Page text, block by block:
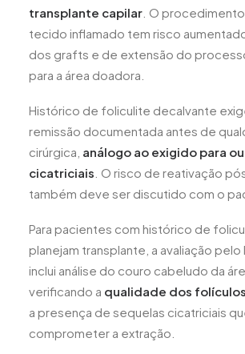
transplante capilar . O
tecido inflamado tem risco
dos grafts e de extensão do
para a área doadora.
Histórico de foliculite decalvante
remissão documentada antes de
cirúrgica, análogo ao exigido para
cicatriciais . O risco de reativação
também deve ser discutido com o
Para pacientes com histórico de
planejam transplante, a avaliação pelo
inclui análise do couro cabeludo da
verificando a qualidade dos
a presença de sequelas cicatriciais
comprometer a extração.